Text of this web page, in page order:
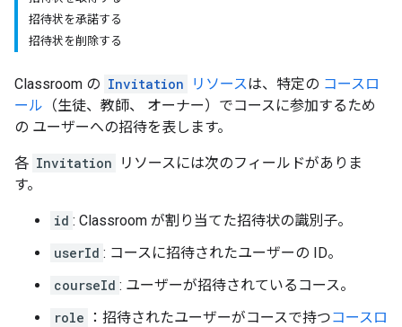
招待状を承諾する
招待状を削除する
Classroom の Invitation リソースは、特定の コースロ
ール （生徒、教師、 オーナー）でコースに参加するため
の ユーザーへの招待を表します。
各 Invitation
リソースには次のフィールドがありま
す。
id : Classroom が割り当てた招待状の識別子。
userId : コースに招待されたユーザーの ID。
courseId : ユーザーが招待されているコース。
role ：招待されたユーザーがコースで持つコースロ